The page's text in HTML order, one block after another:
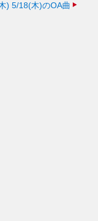
) 5/18(木)のOA曲